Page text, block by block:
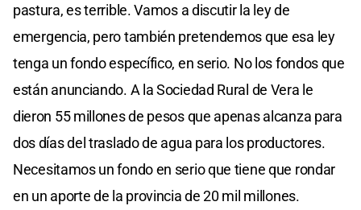
pastura, es terrible. Vamos a discutir la ley de
emergencia, pero también pretendemos que esa ley
tenga un fondo específico, en serio. No los fondos que
están anunciando. A la Sociedad Rural de Vera le
dieron 55 millones de pesos que apenas alcanza para
dos días del traslado de agua para los productores.
Necesitamos un fondo en serio que tiene que rondar
en un aporte de la provincia de 20 mil millones.